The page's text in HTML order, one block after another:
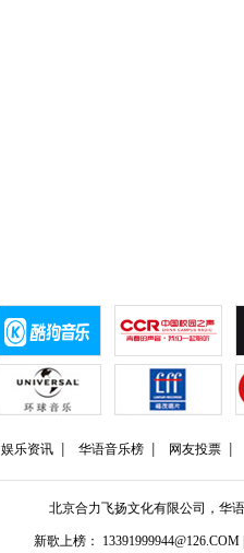
娱乐资讯 华语音乐榜 网友投票
北京合力飞扬文化有限公司，华
新歌上榜：